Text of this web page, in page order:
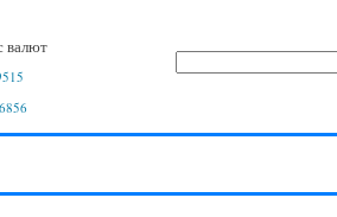
валют